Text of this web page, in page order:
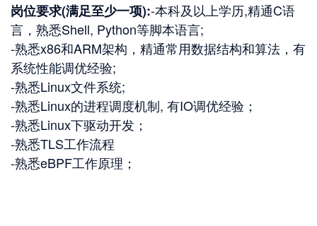
岗位要求(满足至少一项):-本科及以上学历,精通C语
言，熟悉Shell, Python等脚本语言;
-熟悉x86和ARM架构，精通常用数据结构和算法，有
系统性能调优经验;
-熟悉Linux文件系统;
-熟悉Linux的进程调度机制, 有IO调优经验；
-熟悉Linux下驱动开发；
-熟悉TLS工作流程
-熟悉eBPF工作原理；